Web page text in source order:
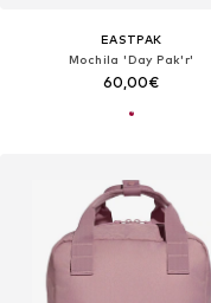
EASTPAK
Mochila 'Day Pak'r'
60,00€